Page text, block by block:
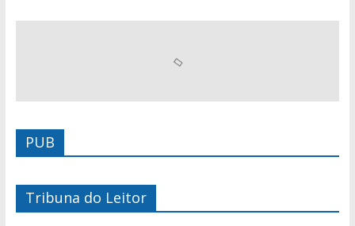
PUB
Tribuna do Leitor